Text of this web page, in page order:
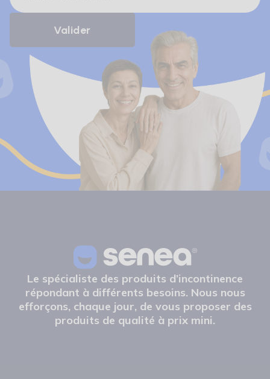
Le spécialiste des produits d’incontinence
répondant à différents besoins. Nous nous
efforçons, chaque jour, de vous proposer des
produits de qualité à prix mini.